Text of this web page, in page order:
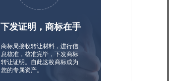
下发证明，商标在手
商标局接收转让材料，进行信
息核准，核准完毕，下发商标
转让证明。自此这枚商标成为
您的专属资产。